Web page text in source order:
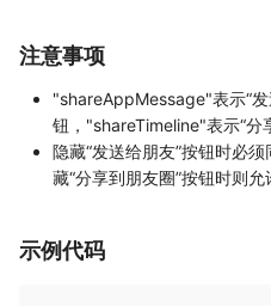
注意事项
"shareAppMessage"表示“发
钮，"shareTimeline"表示“分
隐藏“发送给朋友”按钮时必
藏“分享到朋友圈”按钮时则
示例代码